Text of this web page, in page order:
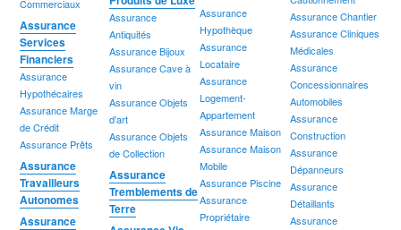
Assurance Chantier
Assurance Cliniques
Médicales
Assurance
Concessionnaires
Automobiles
Assurance
Construction
Assurance
Dépanneurs
Assurance
Détaillants
Assurance
Assurance
Hypothèque
Assurance
Locataire
Assurance
Logement-
Appartement
Assurance Maison
Assurance Maison
Mobile
Assurance Piscine
Assurance
Propriétaire
Commerciaux
Assurance
Antiquités
Assurance Bijoux
Assurance Cave à
vin
Assurance Objets
d'art
Assurance Objets
de Collection
Assurance
Services
Financiers
Assurance
Hypothécaires
Assurance Marge
de Crédit
Assurance Prêts
Assurance
Travailleurs
Autonomes
Assurance
Tremblements de
Terre
Assurance